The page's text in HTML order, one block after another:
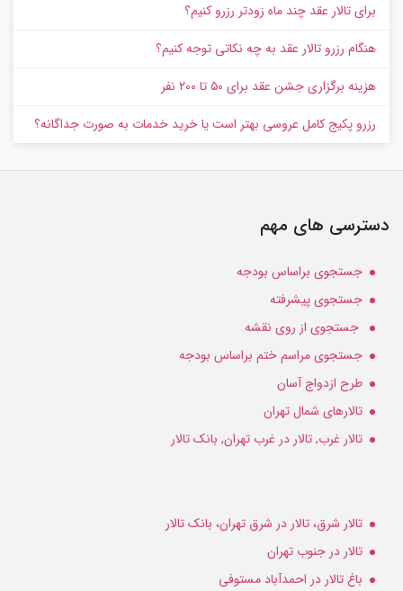
برای تالار عقد چند ماه زودتر رزرو کنیم؟
هنگام رزرو تالار عقد به چه نکاتی توجه کنیم؟
هزینه برگزاری جشن عقد برای ۵۰ تا ۲۰۰ نفر
رزرو پکیج کامل عروسی بهتر است یا خرید خدمات به‌ صورت جداگانه؟
دسترسی های مهم
جستجوی براساس بودجه
جستجوی پیشرفته
جستجوی از روی نقشه
جستجوی مراسم ختم براساس بودجه
طرح ازدواج آسان
تالارهای شمال تهران
تالار غرب, تالار در غرب تهران, بانک تالار
تالار شرق، تالار در شرق تهران، بانک تالار
تالار در جنوب تهران
باغ تالار در احمدآباد مستوفی